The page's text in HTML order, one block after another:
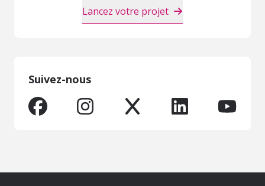
Lancez votre projet
Suivez-nous